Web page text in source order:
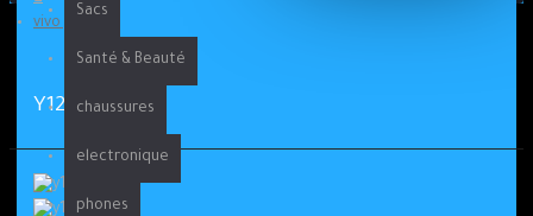
Sacs
Santé & Beauté
chaussures
electronique
phones
vivo y12s
Y12S